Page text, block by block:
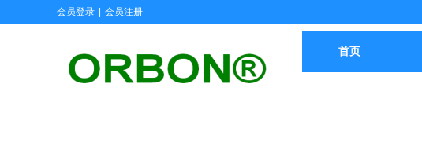
首页
会员登录 会员注册